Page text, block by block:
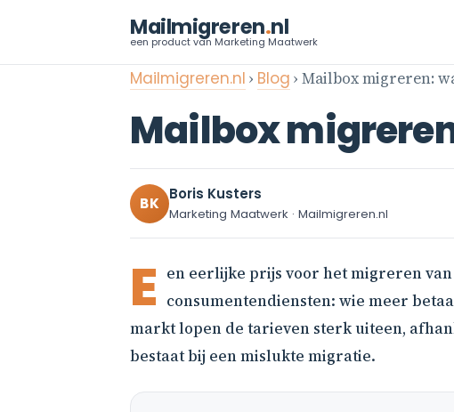
Mailmigreren.nl
een product van Marketing Maatwerk
Mailmigreren.nl › Blog › Mailbox migreren:
Mailbox
BK Boris Kusters
Marketing Maatwerk · Mailmigreren.nl
E en eerlijke prijs voor het migreren
consumentendiensten: wie meer
markt lopen de tarieven sterk uiteen,
bestaat bij een mislukte migratie.